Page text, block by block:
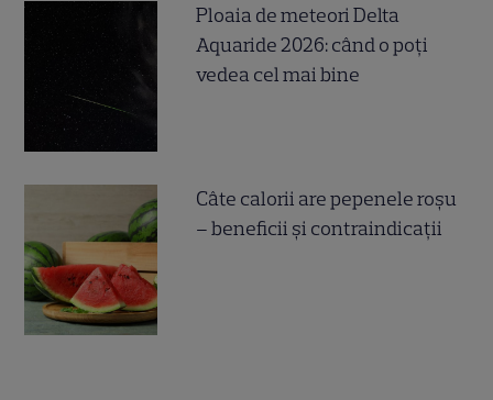
Ploaia de meteori Delta
Aquaride 2026: când o poți
vedea cel mai bine
Câte calorii are pepenele roșu
– beneficii și contraindicații